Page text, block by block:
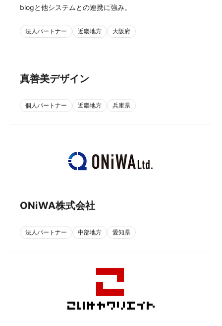
blogと他システムとの連携に強み。
法人パートナー 近畿地方 大阪府
真善美デザイン
個人パートナー 近畿地方 兵庫県
ONiWA株式会社
法人パートナー 中部地方 愛知県